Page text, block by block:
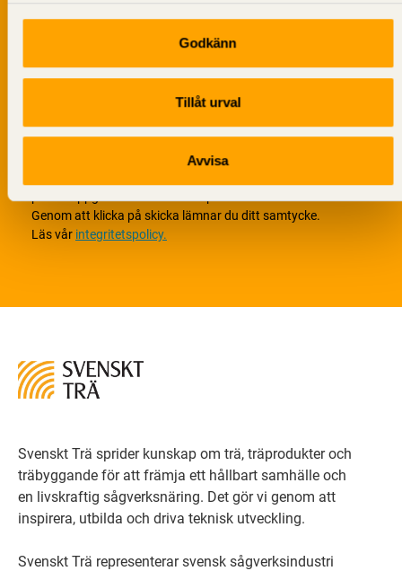
Godkänn
Tillåt urval
Avvisa
Genom att klicka på skicka lämnar du ditt samtycke.
Läs vår integritetspolicy.
Svenskt Trä sprider kunskap om trä, träprodukter och
träbyggande för att främja ett hållbart samhälle och
en livskraftig sågverksnäring. Det gör vi genom att
inspirera, utbilda och driva teknisk utveckling.
Svenskt Trä representerar svensk sågverksindustri